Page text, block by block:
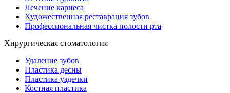
Лечение кариеса
Художественная реставрация зубов
Профессиональная чистка полости рта
Хирургическая стоматология
Удаление зубов
Пластика десны
Пластика уздечки
Костная пластика